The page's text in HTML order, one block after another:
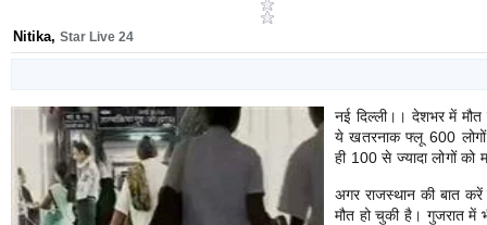
Nitika, Star Live 24
नई दिल्ली।। देशभर में
ये खतरनाक फ्लू 600 लोगों
ही 100 से ज्यादा लोगों को
अगर राजस्थान की बात करें
मौत हो चुकी है। गुजरात में